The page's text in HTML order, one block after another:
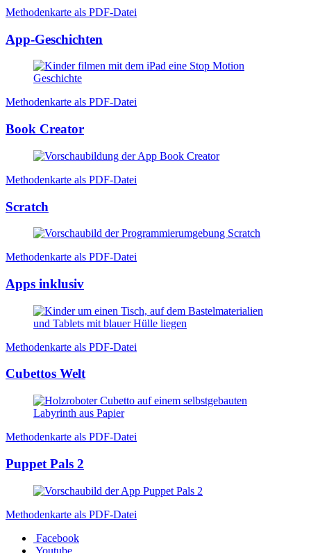
Methodenkarte als PDF-Datei
App-Geschichten
Methodenkarte als PDF-Datei
Book Creator
Methodenkarte als PDF-Datei
Scratch
Methodenkarte als PDF-Datei
Apps inklusiv
Methodenkarte als PDF-Datei
Cubettos Welt
Methodenkarte als PDF-Datei
Puppet Pals 2
Methodenkarte als PDF-Datei
Facebook
Youtube